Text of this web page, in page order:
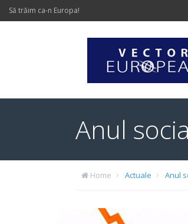
Să trăim ca-n Europa!
Anul
Home Actuale Anul